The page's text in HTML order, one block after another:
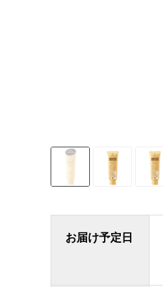
お届け予定日